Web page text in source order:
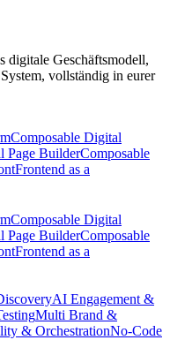
digitale Geschäftsmodell,
vollständig in eurer
Composable Digital
Page BuilderComposable
Frontend as a
Composable Digital
Page BuilderComposable
Frontend as a
AI Engagement &
Multi Brand &
& OrchestrationNo-Code